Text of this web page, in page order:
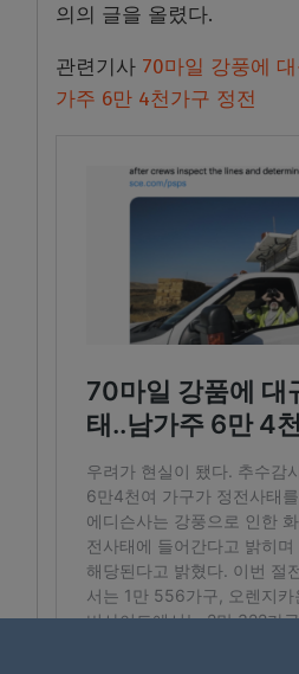
의의 글을 올렸다.
관련기사 70마일 강풍에
가주 6만 4천가구 정전